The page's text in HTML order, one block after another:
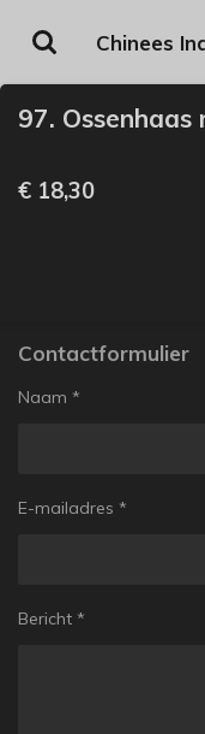
direct
naar
de
Chinees
97. Ossenhaas
€ 18,30
Contactformulier
Naam *
E-mailadres *
Bericht *